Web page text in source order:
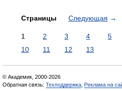
Страницы Следующая →
1 2 3 4 5
10
11 12 13
© Академик, 2000-2026
Обратная связь: Техподдержка Реклама на